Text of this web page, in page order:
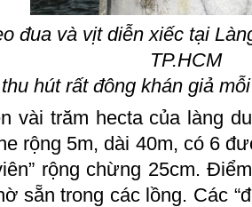
đua và vịt diễn xiếc tại
TP.HCM
thu hút rất đông khán giả
vài trăm hecta của làng
rộng 5m, dài 40m, có 6
rộng chừng 25cm.
sẵn trong các lồng. Các